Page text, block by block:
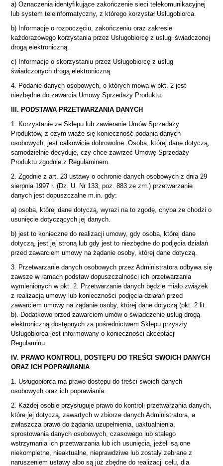
a) Oznaczenia identyfikujące zakończenie sieci telekomunikacyjnej
lub system teleinformatyczny, z którego korzystał Usługobiorca.
b) Informacje o rozpoczęciu, zakończeniu oraz zakresie
każdorazowego korzystania przez Usługobiorcę z usługi świadczonej
drogą elektroniczną.
c) Informacje o skorzystaniu przez Usługobiorcę z usług
świadczonych drogą elektroniczną.
4. Podanie danych osobowych, o których mowa w pkt. 2 jest
niezbędne do zawarcia Umowy Sprzedaży Produktu.
III. PODSTAWA PRZETWARZANIA DANYCH
1. Korzystanie ze Sklepu lub zawieranie Umów Sprzedaży
Produktów, z czym wiąże się konieczność podania danych
osobowych, jest całkowicie dobrowolne. Osoba, której dane dotyczą,
samodzielnie decyduje, czy chce zawrzeć Umowę Sprzedaży
Produktu zgodnie z Regulaminem.
2. Zgodnie z art. 23 ustawy o ochronie danych osobowych z dnia 29
sierpnia 1997 r. (Dz. U. Nr 133, poz. 883 ze zm.) przetwarzanie
danych jest dopuszczalne m.in. gdy:
a) osoba, której dane dotyczą, wyrazi na to zgodę, chyba że chodzi o
usunięcie dotyczących jej danych.
b) jest to konieczne do realizacji umowy, gdy osoba, której dane
dotyczą, jest jej stroną lub gdy jest to niezbędne do podjęcia działań
przed zawarciem umowy na żądanie osoby, której dane dotyczą.
3. Przetwarzanie danych osobowych przez Administratora odbywa się
zawsze w ramach podstaw dopuszczalności ich przetwarzania
wymienionych w pkt. 2. Przetwarzanie danych będzie miało związek
z realizacją umowy lub konieczności podjęcia działań przed
zawarciem umowy na żądanie osoby, której dane dotyczą (pkt. 2 lit.
b). Dodatkowo przed zawarciem umów o świadczenie usług drogą
elektroniczną dostępnych za pośrednictwem Sklepu przyszły
Usługobiorca jest informowany o konieczności akceptacji
Regulaminu.
IV. PRAWO KONTROLI, DOSTĘPU DO TREŚCI SWOICH DANYCH
ORAZ ICH POPRAWIANIA
1. Usługobiorca ma prawo dostępu do treści swoich danych
osobowych oraz ich poprawiania.
2. Każdej osobie przysługuje prawo do kontroli przetwarzania danych,
które jej dotyczą, zawartych w zbiorze danych Administratora, a
zwłaszcza prawo do żądania uzupełnienia, uaktualnienia,
sprostowania danych osobowych, czasowego lub stałego
wstrzymania ich przetwarzania lub ich usunięcia, jeżeli są one
niekompletne, nieaktualne, nieprawdziwe lub zostały zebrane z
naruszeniem ustawy albo są już zbędne do realizacji celu, dla